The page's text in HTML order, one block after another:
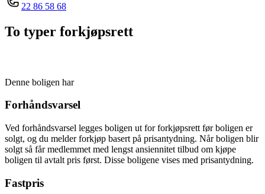
22 86 58 68
To typer forkjøpsrett
Denne boligen har
Forhåndsvarsel
Ved forhåndsvarsel legges boligen ut for forkjøpsrett før boligen er
solgt, og du melder forkjøp basert på prisantydning. Når boligen blir
solgt så får medlemmet med lengst ansiennitet tilbud om kjøpe
boligen til avtalt pris først. Disse boligene vises med prisantydning.
Fastpris